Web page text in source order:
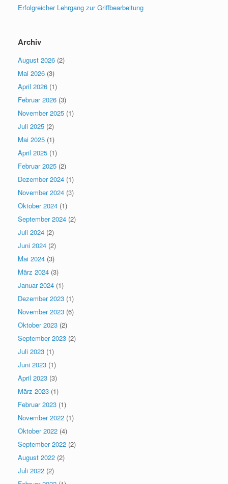
Erfolgreicher Lehrgang zur Griffbearbeitung
Archiv
August 2026 (2)
Mai 2026 (3)
April 2026 (1)
Februar 2026 (3)
November 2025 (1)
Juli 2025 (2)
Mai 2025 (1)
April 2025 (1)
Februar 2025 (2)
Dezember 2024 (1)
November 2024 (3)
Oktober 2024 (1)
September 2024 (2)
Juli 2024 (2)
Juni 2024 (2)
Mai 2024 (3)
März 2024 (3)
Januar 2024 (1)
Dezember 2023 (1)
November 2023 (6)
Oktober 2023 (2)
September 2023 (2)
Juli 2023 (1)
Juni 2023 (1)
April 2023 (3)
März 2023 (1)
Februar 2023 (1)
November 2022 (1)
Oktober 2022 (4)
September 2022 (2)
August 2022 (2)
Juli 2022 (2)